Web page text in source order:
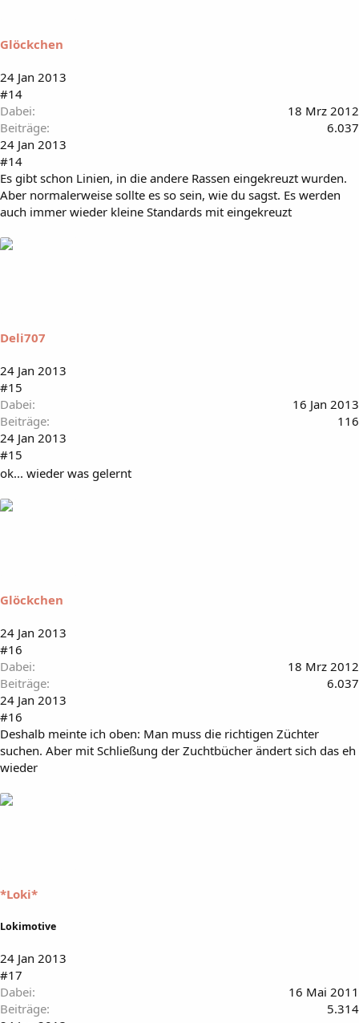
Glöckchen
24 Jan 2013
#14
Dabei
18 Mrz 2012
Beiträge
6.037
24 Jan 2013
#14
Es gibt schon Linien, in die andere Rassen eingekreuzt wurden.
Aber normalerweise sollte es so sein, wie du sagst. Es werden
auch immer wieder kleine Standards mit eingekreuzt
Deli707
24 Jan 2013
#15
Dabei
16 Jan 2013
Beiträge
116
24 Jan 2013
#15
ok... wieder was gelernt
Glöckchen
24 Jan 2013
#16
Dabei
18 Mrz 2012
Beiträge
6.037
24 Jan 2013
#16
Deshalb meinte ich oben: Man muss die richtigen Züchter
suchen. Aber mit Schließung der Zuchtbücher ändert sich das eh
wieder
*Loki*
Lokimotive
24 Jan 2013
#17
Dabei
16 Mai 2011
Beiträge
5.314